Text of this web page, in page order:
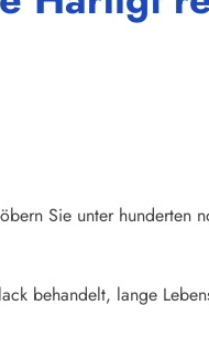
Sie unter hunderten
behandelt, lange